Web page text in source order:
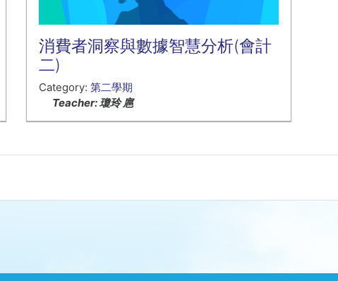
消費者洞察與數據智慧分析(會計
二)
Category: 第二學期
Teacher: 瓊玲 扈